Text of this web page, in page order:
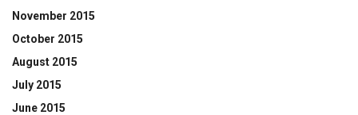
November 2015
October 2015
August 2015
July 2015
June 2015